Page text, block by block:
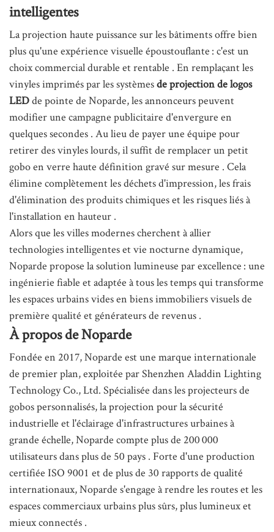
intelligentes
La projection haute puissance sur les bâtiments offre bien
plus qu'une expérience visuelle époustouflante : c'est un
choix commercial durable et rentable . En remplaçant les
vinyles imprimés par les systèmesde projection de logos
LEDde pointe de Noparde, les annonceurs peuvent
modifier une campagne publicitaire d'envergure en
quelques secondes . Au lieu de payer une équipe pour
retirer des vinyles lourds, il suffit de remplacer un petit
gobo en verre haute définition gravé sur mesure . Cela
élimine complètement les déchets d'impression, les frais
d'élimination des produits chimiques et les risques liés à
l'installation en hauteur .
Alors que les villes modernes cherchent à allier
technologies intelligentes et vie nocturne dynamique,
Noparde propose la solution lumineuse par excellence : une
ingénierie fiable et adaptée à tous les temps qui transforme
les espaces urbains vides en biens immobiliers visuels de
première qualité et générateurs de revenus .
À propos de Noparde
Fondée en 2017, Noparde est une marque internationale
de premier plan, exploitée par Shenzhen Aladdin Lighting
Technology Co., Ltd. Spécialisée dans les projecteurs de
gobos personnalisés, la projection pour la sécurité
industrielle et l'éclairage d'infrastructures urbaines à
grande échelle, Noparde compte plus de 200 000
utilisateurs dans plus de 50 pays . Forte d'une production
certifiée ISO 9001 et de plus de 30 rapports de qualité
internationaux, Noparde s'engage à rendre les routes et les
espaces commerciaux urbains plus sûrs, plus lumineux et
mieux connectés .